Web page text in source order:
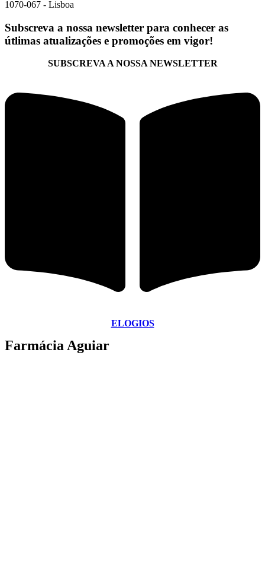
1070-067 - Lisboa
Subscreva a nossa newsletter para conhecer as
útlimas atualizações e promoções em vigor!
SUBSCREVA A NOSSA NEWSLETTER
ELOGIOS
Farmácia Aguiar